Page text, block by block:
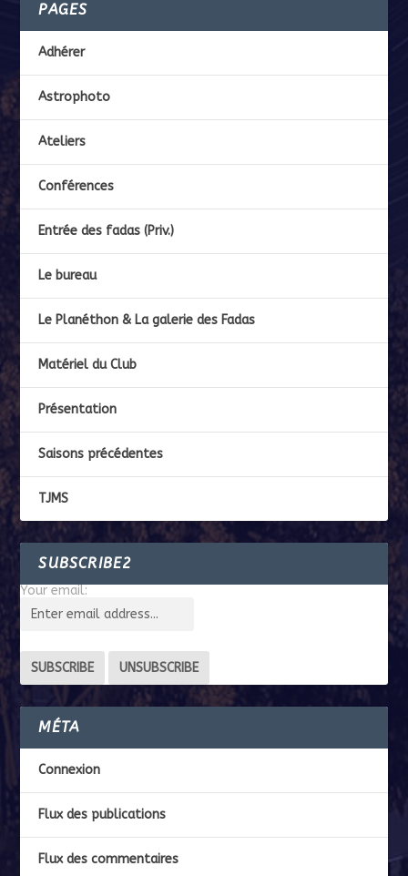
PAGES
Adhérer
Astrophoto
Ateliers
Conférences
Entrée des fadas (Priv.)
Le bureau
Le Planéthon & La galerie des Fadas
Matériel du Club
Présentation
Saisons précédentes
TJMS
SUBSCRIBE2
Your email:
MÉTA
Connexion
Flux des publications
Flux des commentaires